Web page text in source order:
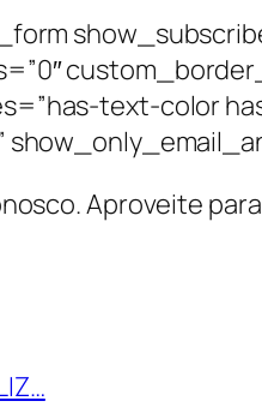
text-color
Aproveite